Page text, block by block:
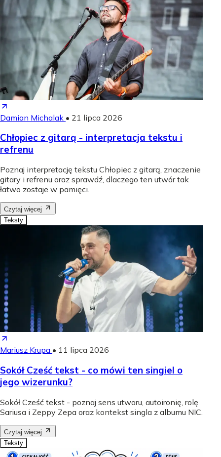
Damian Michalak • 21 lipca 2026
Chłopiec z gitarą - interpretacja tekstu i
refrenu
Poznaj interpretację tekstu Chłopiec z gitarą, znaczenie
gitary i refrenu oraz sprawdź, dlaczego ten utwór tak
łatwo zostaje w pamięci.
Czytaj więcej
Teksty
Mariusz Krupa • 11 lipca 2026
Sokół Cześć tekst - co mówi ten singiel o
jego wizerunku?
Sokół Cześć tekst - poznaj sens utworu, autoironię, rolę
Sariusa i Zeppy Zepa oraz kontekst singla z albumu NIC.
Czytaj więcej
Teksty